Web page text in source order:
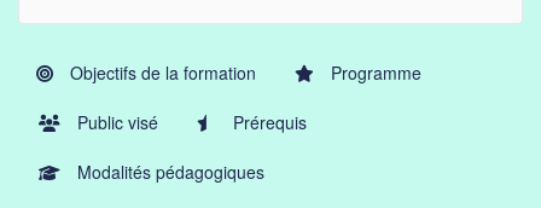
Objectifs de la formation Programme
Public visé Prérequis
Modalités pédagogiques